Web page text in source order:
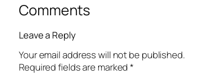
Comments
Leave a Reply
Your email address will not be published.
Required fields are marked*